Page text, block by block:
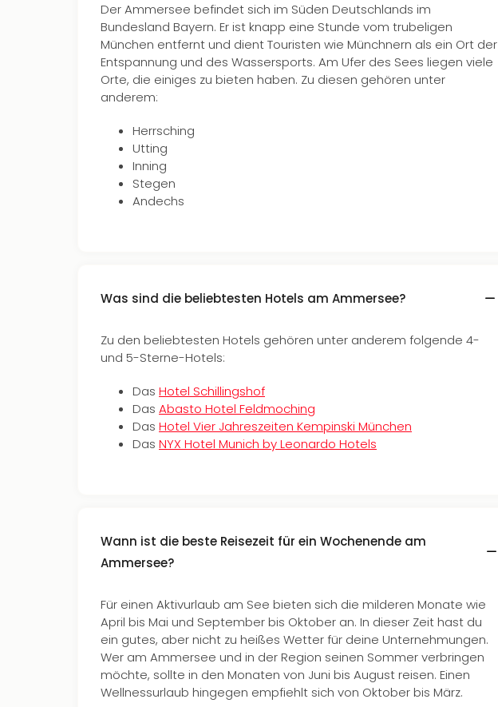
Der Ammersee befindet sich im Süden Deutschlands im
Bundesland Bayern. Er ist knapp eine Stunde vom trubeligen
München entfernt und dient Touristen wie Münchnern als ein Ort der
Entspannung und des Wassersports. Am Ufer des Sees liegen viele
Orte, die einiges zu bieten haben. Zu diesen gehören unter
anderem:
Herrsching
Utting
Inning
Stegen
Andechs
Was sind die beliebtesten Hotels am Ammersee?
Zu den beliebtesten Hotels gehören unter anderem folgende 4-
und 5-Sterne-Hotels:
Das Hotel Schillingshof
Das Abasto Hotel Feldmoching
Das Hotel Vier Jahreszeiten Kempinski München
Das NYX Hotel Munich by Leonardo Hotels
Wann ist die beste Reisezeit für ein Wochenende am
Ammersee?
Für einen Aktivurlaub am See bieten sich die milderen Monate wie
April bis Mai und September bis Oktober an. In dieser Zeit hast du
ein gutes, aber nicht zu heißes Wetter für deine Unternehmungen.
Wer am Ammersee und in der Region seinen Sommer verbringen
möchte, sollte in den Monaten von Juni bis August reisen. Einen
Wellnessurlaub hingegen empfiehlt sich von Oktober bis März.